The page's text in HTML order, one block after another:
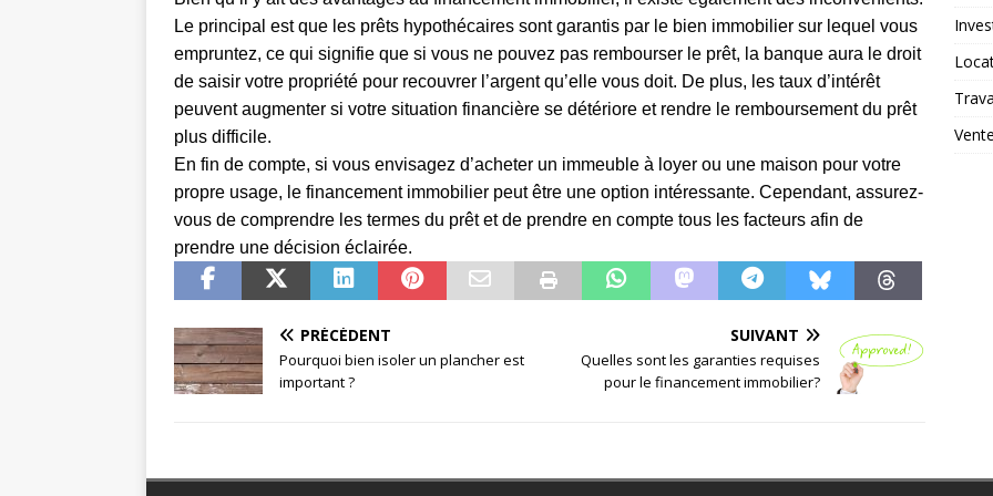
Le principal est que les prêts hypothécaires sont garantis par le bien immo­bilier sur lequel vous
empruntez, ce qui signifie que si vous ne pouvez pas rembourser le prêt, la banque aura le droit
de saisir votre propriété pour recouvrer l’argent qu’elle vous doit. De plus, les taux d’intérêt
peuvent augmenter si votre situation financière se détériore et rendre le remboursement du prêt
plus difficile.
En fin de compte, si vous envisagez d’acheter un immeuble à loyer ou une maison pour votre
propre usage, le financement immobilier peut être une option intéressante. Cependant, assurez-
vous de comprendre les termes du prêt et de prendre en compte tous les facteurs afin de
prendre une décision éclairée.
PRÉCÉDENT
Pourquoi bien isoler un plancher est
important ?
SUIVANT
Quelles sont les garanties requises
pour le financement immobilier?
Vente